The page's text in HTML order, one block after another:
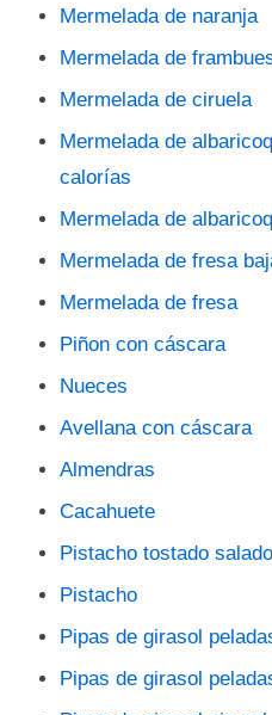
Mermelada de naranja
Mermelada de
Mermelada de ciruela
Mermelada de
calorías
Mermelada de
Mermelada de fresa
Mermelada de fresa
Piñon con cáscara
Nueces
Avellana con cáscara
Almendras
Cacahuete
Pistacho tostado salado
Pistacho
Pipas de girasol
Pipas de girasol